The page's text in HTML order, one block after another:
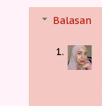
Balasan